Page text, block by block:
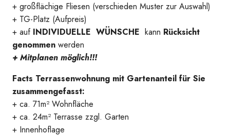
Umkreis
+ großflächige Fliesen (verschieden Muster zur Auswahl)
+ TG-Platz (Aufpreis)
+ auf INDIVIDUELLE WÜNSCHE kann Rücksicht
genommen werden
+ Mitplanen möglich!!!
Facts Terrassenwohnung mit Gartenanteil für Sie
zusammengefasst:
+ ca. 71m² Wohnfläche
+ ca. 24m² Terrasse zzgl. Garten
+ Innenhoflage